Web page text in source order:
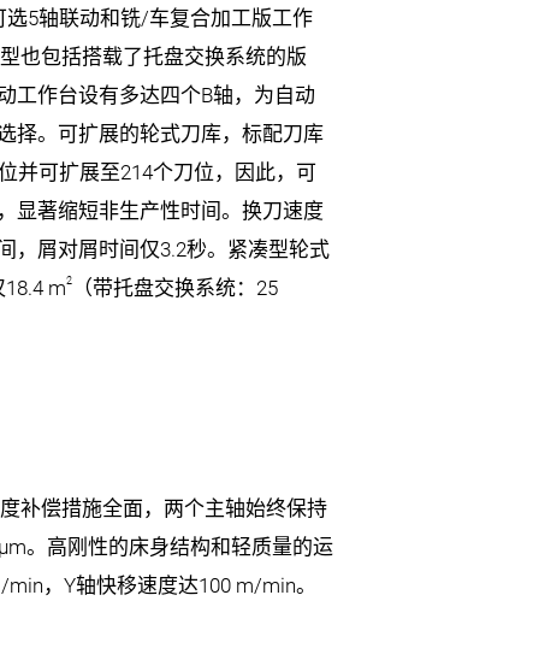
选5轴联动和铣/车复合加工版工作
也包括搭载了托盘交换系统的版
工作台设有多达四个B轴，为自动
择。可扩展的轮式刀库，标配刀库
并可扩展至214个刀位，因此，可
显著缩短非生产性时间。换刀速度
，屑对屑时间仅3.2秒。紧凑型轮式
18.4 m2 （带托盘交换系统： 25
补偿措施全面，两个主轴始终保持
。高刚性的床身结构和轻质量的运
min ，Y轴快移速度达100 m/min。